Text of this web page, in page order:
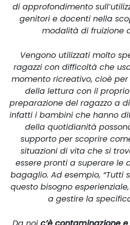
di approfondimento
genitori e docenti nella
modalità di fruizione
Vengono utilizzati molto
ragazzi con difficoltà che
momento ricreativo, cioè
della lettura con il
preparazione del ragazzo a
infatti i bambini che hanno
della quotidianità
supporto per scoprire
situazioni di vita che si
essere pronti a superare le
bagaglio. Ad esempio, “Tutti
questo bisogno
a gestire la